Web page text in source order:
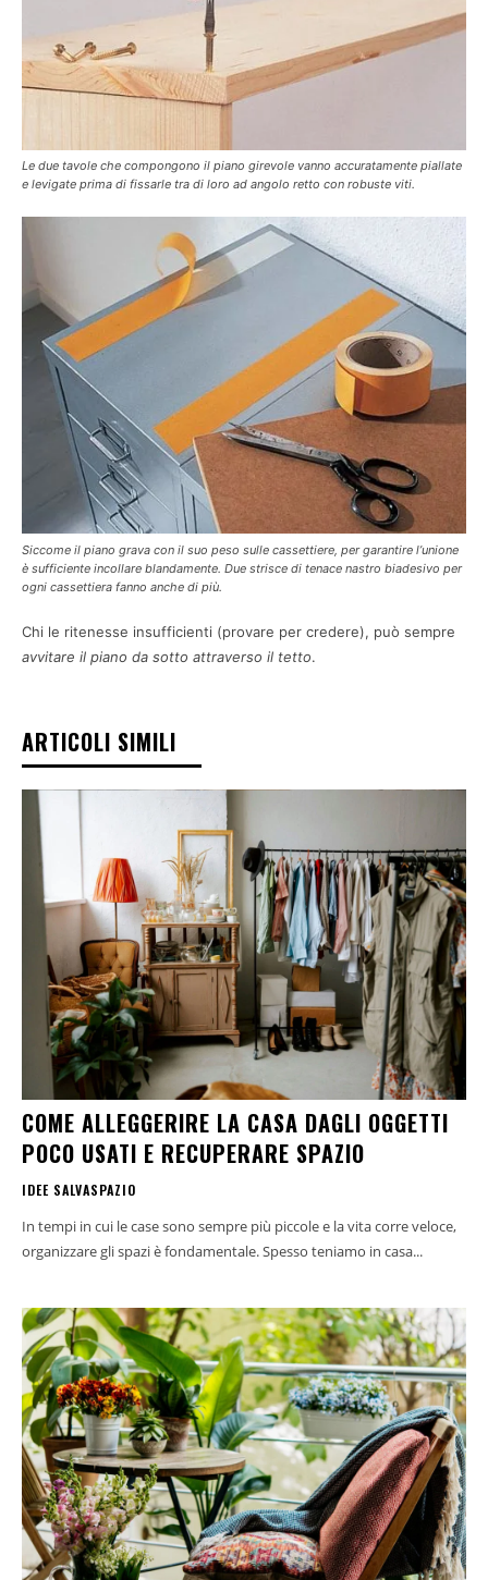
Le due tavole che compongono il piano girevole vanno accuratamente piallate
e levigate prima di fissarle tra di loro ad angolo retto con robuste viti.
Siccome il piano grava con il suo peso sulle cassettiere, per garantire l’unione
è sufficiente incollare blandamente. Due strisce di tenace nastro biadesivo per
ogni cassettiera fanno anche di più.
Chi le ritenesse insufficienti (provare per credere), può sempre
avvitare il piano da sotto attraverso il tetto.
ARTICOLI SIMILI
COME ALLEGGERIRE LA CASA DAGLI OGGETTI
POCO USATI E RECUPERARE SPAZIO
IDEE SALVASPAZIO
In tempi in cui le case sono sempre più piccole e la vita corre veloce,
organizzare gli spazi è fondamentale. Spesso teniamo in casa...